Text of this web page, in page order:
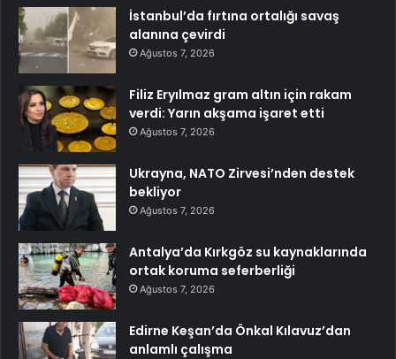
İstanbul’da fırtına ortalığı savaş
alanına çevirdi
Ağustos 7, 2026
Filiz Eryılmaz gram altın için rakam
verdi: Yarın akşama işaret etti
Ağustos 7, 2026
Ukrayna, NATO Zirvesi’nden destek
bekliyor
Ağustos 7, 2026
Antalya’da Kırkgöz su kaynaklarında
ortak koruma seferberliği
Ağustos 7, 2026
Edirne Keşan’da Önkal Kılavuz’dan
anlamlı çalışma